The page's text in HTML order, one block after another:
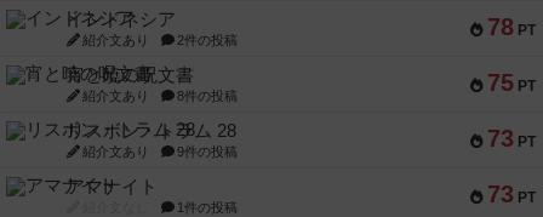
78 PT
インドネシア
紹介文あり 2件の投稿
75 PT
宵と暁の呪文書
紹介文あり 8件の投稿
73 PT
リスボン・トラム 28
紹介文あり 9件の投稿
73 PT
アマナイト
1件の投稿